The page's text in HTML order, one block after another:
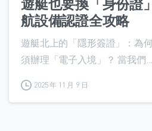
遊艇也要換「身份證
航設備認證全攻略
遊艇北上的「隱形簽證」：為
須辦理「電子入境」？ 當我們...
2025 年 11 月 9 日